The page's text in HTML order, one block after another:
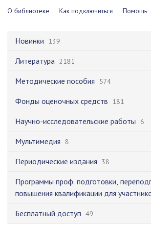
О библиотеке Как подключиться Помощь
Новинки 139
Литература 2181
Методические пособия 574
Фонды оценочных средств 181
Научно-исследовательские работы 6
Мультимедия 8
Периодические издания 38
Программы проф. подготовки,
повышения квалификации для
Бесплатный доступ 49